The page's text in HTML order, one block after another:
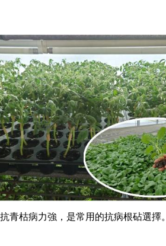
青枯病力強，是常用的抗病根砧選擇。